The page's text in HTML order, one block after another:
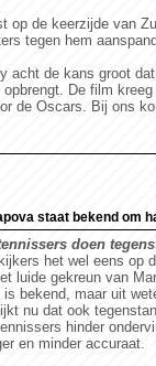
op de keerzijde van
tegen hem
acht de kans groot
opbrengt. De film
de Oscars. Bij ons
staat bekend om
doen
het wel eens op
luide gekreun van
is bekend, maar uit
nu dat ook
hinder
en minder accuraat.